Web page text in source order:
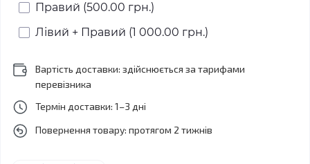
Правий (500.00 грн.)
Лівий + Правий (1 000.00 грн.)
Вартість доставки: здійснюється за тарифами
перевізника
Термін доставки: 1–3 дні
Повернення товару: протягом 2 тижнів